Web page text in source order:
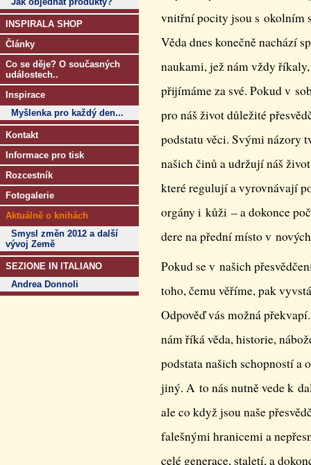
INSPIRALA SHOP
Články
Co se děje? O současných
událostech..
Inspirace
Myšlenka pro každý den...
Kontakt
Informace pro tisk
Rozcestník
Fotogalerie
Aktuálně o knihách
Smysl změn 2012 a další
vývoj Země
SEZIONE IN ITALIANO
Andrea Donnoli
vnitřní pocity jsou s okolním
Věda dnes konečně nachází
naukami, jež nám vždy
přijímáme za své. Pokud v
pro náš život důležité
podstatu věci. Svými názory
našich činů a udržují náš
které regulují a vyrovnávají
orgány i kůži – a dokonce
dere na přední místo v
Pokud se v našich
toho, čemu věříme, pak
Odpověď vás možná
nám říká věda, historie,
podstata našich schopností a
jiný. A to nás nutně vede k
ale co když jsou naše
falešnými hranicemi a
celé generace, staletí, a